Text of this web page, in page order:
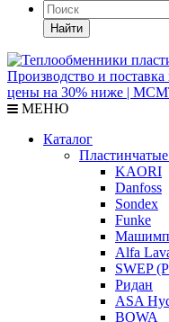
Найти
МЕНЮ
Каталог
KAORI
Danfoss
Sondex
Funke
Alfa
SWEP
Ридан
ASA
BOWA